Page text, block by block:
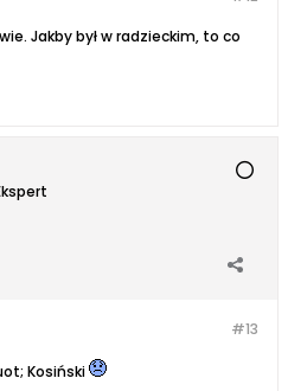
Jakby był w radzieckim, to co
#13
Kosiński